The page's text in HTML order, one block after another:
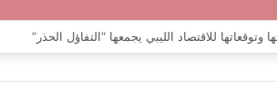
بين الاستقلال والانقلاب (1951 – 1969)